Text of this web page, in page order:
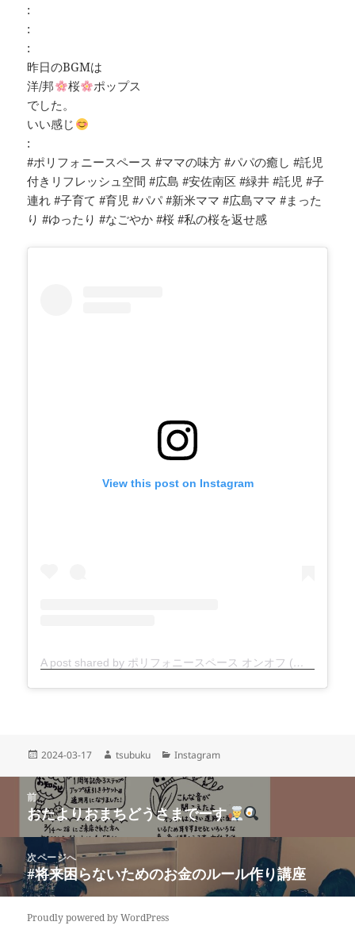
:
:
:
昨日のBGMは
洋/邦
桜
ポップス
でした。
いい感じ
:
#ポリフォニースペース #ママの味方 #パパの癒し #託児
付きリフレッシュ空間 #広島 #安佐南区 #緑井 #託児 #子
連れ #子育て #育児 #パパ #新米ママ #広島ママ #まった
り #ゆったり #なごやか #桜 #私の桜を返せ感
View this post on Instagram
A post shared by ポリフォニースペース オンオフ (@polyphonyspace_on.off)
投
日:
2024-03-17
作
者
tsubuku
カ
ゴ
リ
ー
Instagram
ゲ
ー
シ
前
前
投
稿:
おたよりおまちどうさまでーす
次ページへ
次
の
投
#将来困らないためのお金のルール作り講座
Proudly powered by WordPress